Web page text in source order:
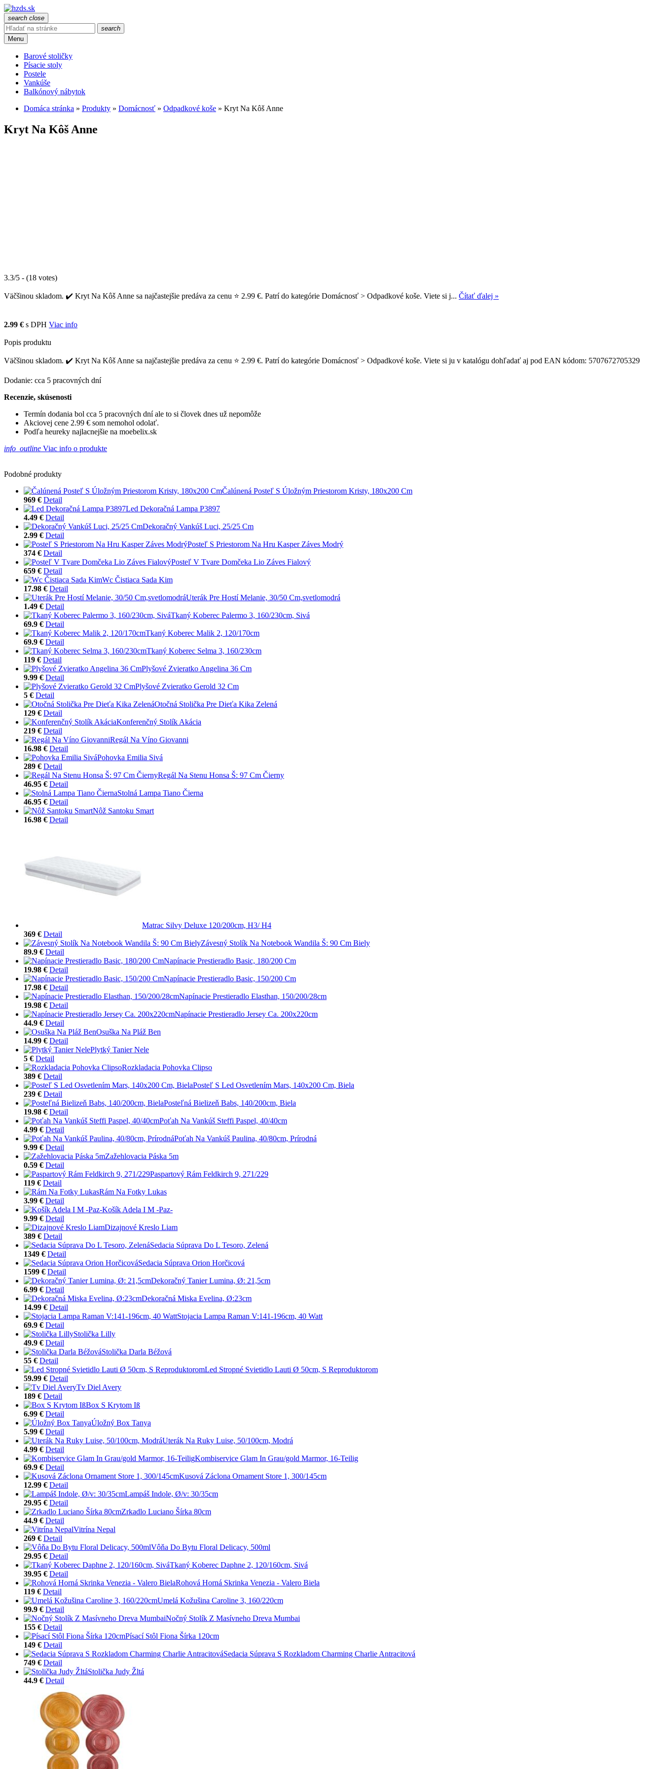
search close
search
Menu
Barové stoličky
Písacie stoly
Postele
Vankúše
Balkónový nábytok
Domáca stránka » Produkty » Domácnosť » Odpadkové koše » Kryt Na Kôš Anne
Kryt Na Kôš Anne
3.3/5 - (18 votes)
Väčšinou skladom. ✔️ Kryt Na Kôš Anne sa najčastejšie predáva za cenu ⭐ 2.99 €. Patrí do kategórie Domácnosť > Odpadkové koše. Viete si j... Čítať ďalej »
2.99 € s DPH Viac info
Popis produktu
Väčšinou skladom. ✔️ Kryt Na Kôš Anne sa najčastejšie predáva za cenu ⭐ 2.99 €. Patrí do kategórie Domácnosť > Odpadkové koše. Viete si ju v katalógu dohľadať aj pod EAN kódom: 5707672705329
Dodanie: cca 5 pracovných dní
Recenzie, skúsenosti
Termín dodania bol cca 5 pracovných dní ale to si človek dnes už nepomôže
Akciovej cene 2.99 € som nemohol odolať.
Podľa heureky najlacnejšie na moebelix.sk
info_outline Viac info o produkte
Podobné produkty
Čalúnená Posteľ S Úložným Priestorom Kristy, 180x200 Cm
969 € Detail
Led Dekoračná Lampa P3897
4.49 € Detail
Dekoračný Vankúš Luci, 25/25 Cm
2.99 € Detail
Posteľ S Priestorom Na Hru Kasper Záves Modrý
374 € Detail
Posteľ V Tvare Domčeka Lio Záves Fialový
659 € Detail
Wc Čistiaca Sada Kim
17.98 € Detail
Uterák Pre Hostí Melanie, 30/50 Cm,svetlomodrá
1.49 € Detail
Tkaný Koberec Palermo 3, 160/230cm, Sivá
69.9 € Detail
Tkaný Koberec Malik 2, 120/170cm
69.9 € Detail
Tkaný Koberec Selma 3, 160/230cm
119 € Detail
Plyšové Zvieratko Angelina 36 Cm
9.99 € Detail
Plyšové Zvieratko Gerold 32 Cm
5 € Detail
Otočná Stolička Pre Dieťa Kika Zelená
129 € Detail
Konferenčný Stolík Akácia
219 € Detail
Regál Na Víno Giovanni
16.98 € Detail
Pohovka Emilia Sivá
289 € Detail
Regál Na Stenu Honsa Š: 97 Cm Čierny
46.95 € Detail
Stolná Lampa Tiano Čierna
46.95 € Detail
Nôž Santoku Smart
16.98 € Detail
Matrac Silvy Deluxe 120/200cm, H3/ H4
369 € Detail
Závesný Stolík Na Notebook Wandila Š: 90 Cm Biely
89.9 € Detail
Napínacie Prestieradlo Basic, 180/200 Cm
19.98 € Detail
Napínacie Prestieradlo Basic, 150/200 Cm
17.98 € Detail
Napínacie Prestieradlo Elasthan, 150/200/28cm
19.98 € Detail
Napínacie Prestieradlo Jersey Ca. 200x220cm
44.9 € Detail
Osuška Na Pláž Ben
14.99 € Detail
Plytký Tanier Nele
5 € Detail
Rozkladacia Pohovka Clipso
389 € Detail
Posteľ S Led Osvetlením Mars, 140x200 Cm, Biela
239 € Detail
Posteľná Bielizeň Babs, 140/200cm, Biela
19.98 € Detail
Poťah Na Vankúš Steffi Paspel, 40/40cm
4.99 € Detail
Poťah Na Vankúš Paulina, 40/80cm, Prírodná
9.99 € Detail
Zažehlovacia Páska 5m
0.59 € Detail
Paspartový Rám Feldkirch 9, 271/229
119 € Detail
Rám Na Fotky Lukas
3.99 € Detail
Košík Adela I M -Paz-
9.99 € Detail
Dizajnové Kreslo Liam
389 € Detail
Sedacia Súprava Do L Tesoro, Zelená
1349 € Detail
Sedacia Súprava Orion Horčicová
1599 € Detail
Dekoračný Tanier Lumina, Ø: 21,5cm
6.99 € Detail
Dekoračná Miska Evelina, Ø:23cm
14.99 € Detail
Stojacia Lampa Raman V:141-196cm, 40 Watt
69.9 € Detail
Stolička Lilly
49.9 € Detail
Stolička Darla Béžová
55 € Detail
Led Stropné Svietidlo Lauti Ø 50cm, S Reproduktorom
59.99 € Detail
Tv Diel Avery
189 € Detail
Box S Krytom Iß
6.99 € Detail
Úložný Box Tanya
5.99 € Detail
Uterák Na Ruky Luise, 50/100cm, Modrá
4.99 € Detail
Kombiservice Glam In Grau/gold Marmor, 16-Teilig
69.9 € Detail
Kusová Záclona Ornament Store 1, 300/145cm
12.99 € Detail
Lampáš Indole, Ø/v: 30/35cm
29.95 € Detail
Zrkadlo Luciano Šírka 80cm
44.9 € Detail
Vitrína Nepal
269 € Detail
Vôňa Do Bytu Floral Delicacy, 500ml
29.95 € Detail
Tkaný Koberec Daphne 2, 120/160cm, Sivá
39.95 € Detail
Rohová Horná Skrinka Venezia - Valero Biela
119 € Detail
Umelá Kožušina Caroline 3, 160/220cm
99.9 € Detail
Nočný Stolík Z Masívneho Dreva Mumbai
155 € Detail
Písací Stôl Fiona Šírka 120cm
149 € Detail
Sedacia Súprava S Rozkladom Charming Charlie Antracitová
749 € Detail
Stolička Judy Žltá
44.9 € Detail